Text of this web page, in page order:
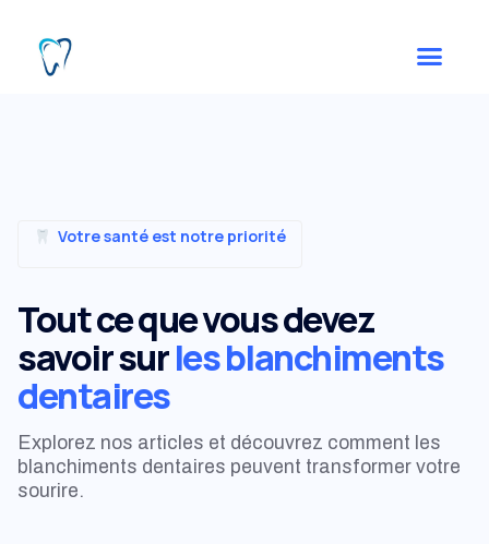
Votre santé est notre priorité
Tout ce que vous devez
savoir surles blanchiments
dentaires
Explorez nos articles et découvrez comment les
blanchiments dentaires peuvent transformer votre
sourire.